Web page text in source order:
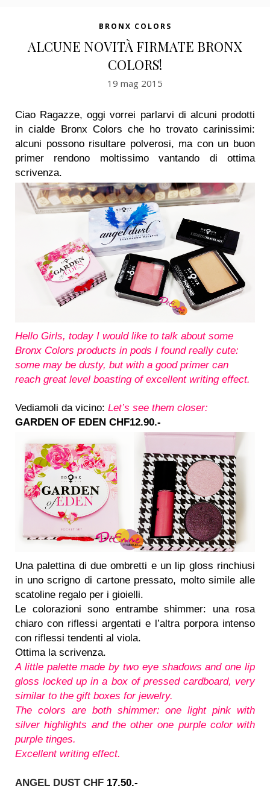
BRONX COLORS
ALCUNE NOVITÀ FIRMATE BRONX
COLORS!
19 mag 2015
Ciao Ragazze, oggi vorrei parlarvi di alcuni prodotti
in cialde Bronx Colors che ho trovato carinissimi:
alcuni possono risultare polverosi, ma con un buon
primer rendono moltissimo vantando di ottima
scrivenza.
Hello Girls, today I would like to talk about some
Bronx Colors products in pods I found really cute:
some may be dusty, but with a good primer can
reach great level boasting of excellent writing effect.
Vediamoli da vicino: Let’s see them closer:
GARDEN OF EDEN CHF12.90.-
Una palettina di due ombretti e un lip gloss rinchiusi
in uno scrigno di cartone pressato, molto simile alle
scatoline regalo per i gioielli.
Le colorazioni sono entrambe shimmer: una rosa
chiaro con riflessi argentati e l’altra porpora intenso
con riflessi tendenti al viola.
Ottima la scrivenza.
A little palette made by two eye shadows and one lip
gloss locked up in a box of pressed cardboard, very
similar to the gift boxes for jewelry.
The colors are both shimmer: one light pink with
silver highlights and the other one purple color with
purple tinges.
Excellent writing effect.
ANGEL DUST CHF 17.50.-